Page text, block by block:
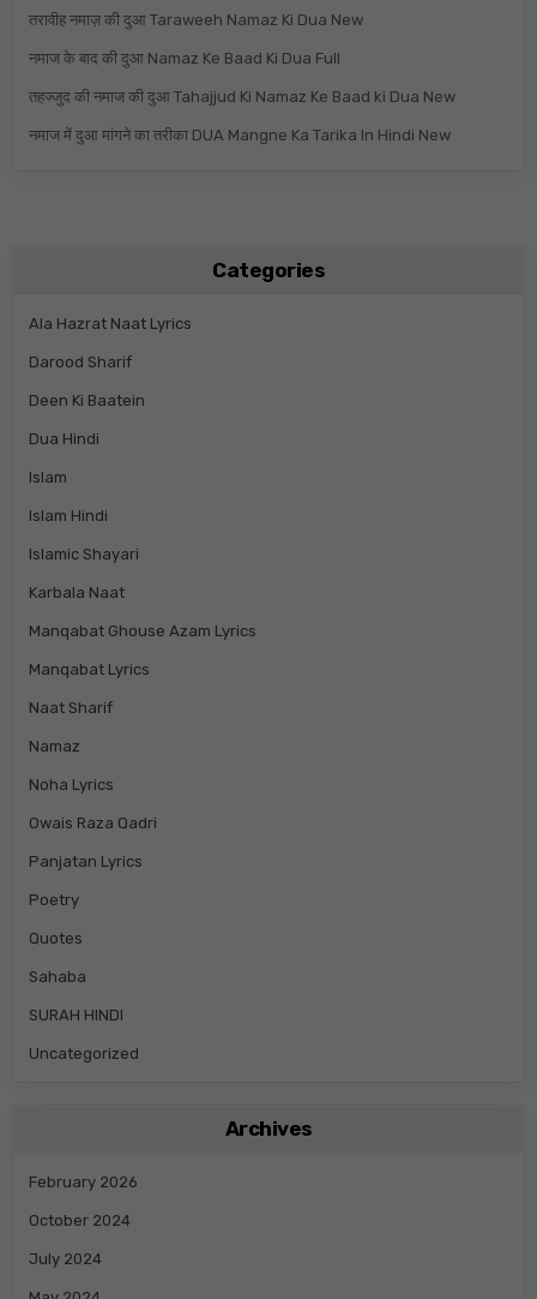
तरावीह नमाज़ की दुआ Taraweeh Namaz Ki Dua New
नमाज के बाद की दुआ Namaz Ke Baad Ki Dua Full
तहज्जुद की नमाज की दुआ Tahajjud Ki Namaz Ke Baad ki Dua New
नमाज में दुआ मांगने का तरीका DUA Mangne Ka Tarika In Hindi New
Categories
Ala Hazrat Naat Lyrics
Darood Sharif
Deen Ki Baatein
Dua Hindi
Islam
Islam Hindi
Islamic Shayari
Karbala Naat
Manqabat Ghouse Azam Lyrics
Manqabat Lyrics
Naat Sharif
Namaz
Noha Lyrics
Owais Raza Qadri
Panjatan Lyrics
Poetry
Quotes
Sahaba
SURAH HINDI
Uncategorized
Archives
February 2026
October 2024
July 2024